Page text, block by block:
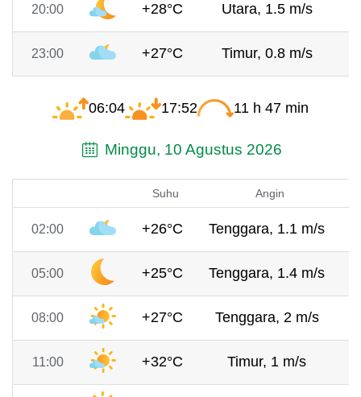
20:00 +28°C Utara, 1.5 m/s
23:00 +27°C Timur, 0.8 m/s
06:04 17:52 11 h 47 min
Minggu, 10 Agustus 2026
Suhu Angin
02:00 +26°C Tenggara, 1.1 m/s
05:00 +25°C Tenggara, 1.4 m/s
08:00 +27°C Tenggara, 2 m/s
11:00 +32°C Timur, 1 m/s